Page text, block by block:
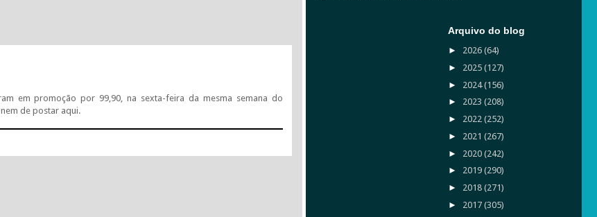
em promoção por 99,90, na sexta-feira da mesma semana do
de postar aqui.
Arquivo do blog
► 2026(64)
► 2025(127)
► 2024(156)
► 2023(208)
► 2022(252)
► 2021(267)
► 2020(242)
► 2019(290)
► 2018(271)
► 2017(305)